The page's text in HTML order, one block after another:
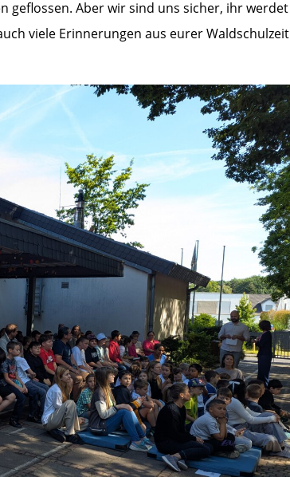
geflossen. Aber wir sind uns sicher, ihr werdet
viele Erinnerungen aus eurer Waldschulzeit